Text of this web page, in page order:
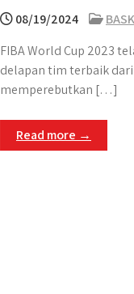
08/19/2024
FIBA World Cup 2023
delapan tim terbaik
memperebutkan […]
Read more →